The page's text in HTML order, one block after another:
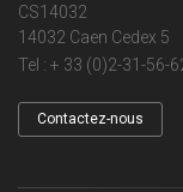
CS14032
14032 Caen Cedex 5
Tel : + 33 (0)2-31-56-
Contactez-nous